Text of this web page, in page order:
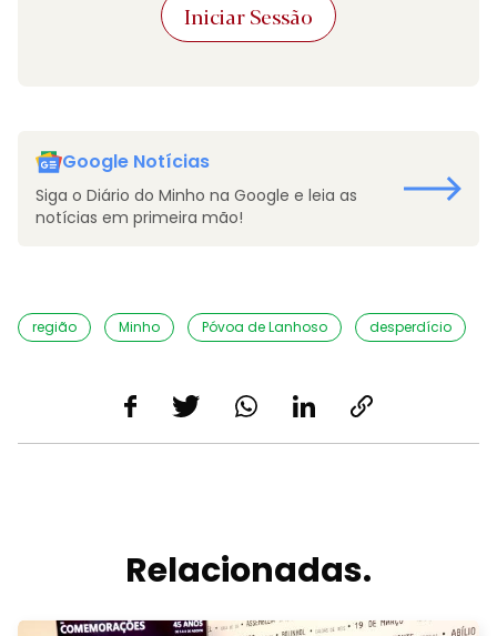
Iniciar Sessão
Google Notícias
Siga o Diário do Minho na Google e leia as
notícias em primeira mão!
região Minho Póvoa de Lanhoso desperdício
Relacionadas.